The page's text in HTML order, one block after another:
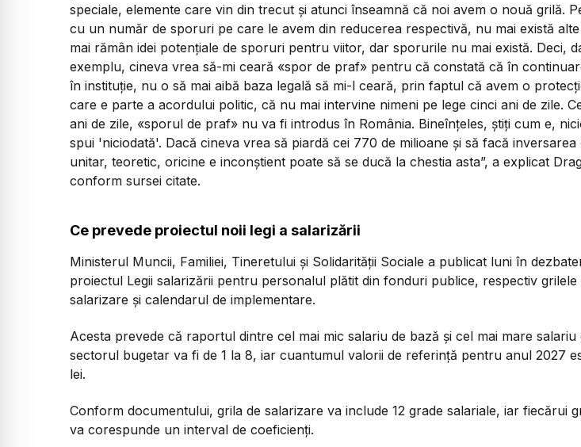
speciale, elemente care vin din trecut și atunci înseamnă că noi avem o nouă grilă.
cu un număr de sporuri pe care le avem din reducerea respectivă, nu mai există
mai rămân idei potențiale de sporuri pentru viitor, dar sporurile nu mai există. Deci,
exemplu, cineva vrea să-mi ceară «spor de praf» pentru că constată că în
în instituție, nu o să mai aibă baza legală să mi-l ceară, prin faptul că avem o
care e parte a acordului politic, că nu mai intervine nimeni pe lege cinci ani de zile.
ani de zile, «sporul de praf» nu va fi introdus în România. Bineînțeles, știți cum e,
spui 'niciodată'. Dacă cineva vrea să piardă cei 770 de milioane și să facă
unitar, teoretic, oricine e inconștient poate să se ducă la chestia asta”, a explicat
conform sursei citate.
Ce prevede proiectul noii legi a salarizării
Ministerul Muncii, Familiei, Tineretului și Solidarității Sociale a publicat luni în
proiectul Legii salarizării pentru personalul plătit din fonduri publice, respectiv grilele
salarizare și calendarul de implementare.
Acesta prevede că raportul dintre cel mai mic salariu de bază și cel mai mare salariu
sectorul bugetar va fi de 1 la 8, iar cuantumul valorii de referință pentru anul 2027
lei.
Conform documentului, grila de salarizare va include 12 grade salariale, iar fiecărui
va corespunde un interval de coeficienți.